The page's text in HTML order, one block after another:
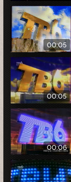
00:05
00:05
00:06